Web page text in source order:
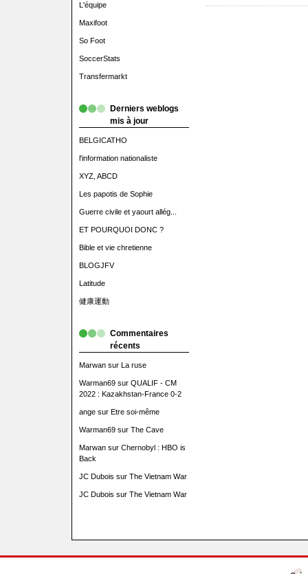
L'équipe
Maxifoot
So Foot
SoccerStats
Transfermarkt
Derniers weblogs
mis à jour
BELGICATHO
l'information nationaliste
XYZ, ABCD
Les papotis de Sophie
Guerre civile et yaourt allég...
ET POURQUOI DONC ?
Bible et vie chretienne
BLOGJFV
Latitude
健康運動
Commentaires
récents
Marwansur La ruse
Warman69sur QUALIF - CM
2022 : Kazakhstan-France 0-2
angesur Etre soi-même
Warman69sur The Cave
Marwansur Chernobyl : HBO is
Back
JC Dubois sur The Vietnam War
JC Dubois sur The Vietnam War